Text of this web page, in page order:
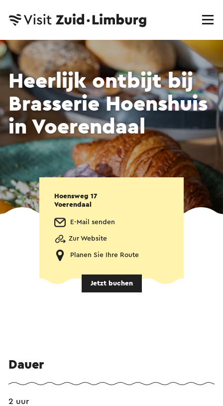
Heerlijk ontbijt bij
Brasserie Hoenshuis
in Voerendaal
Hoensweg 17
Voerendaal
E-Mail senden
Zur Website
Planen Sie Ihre Route
Jetzt buchen
Dauer
2 uur